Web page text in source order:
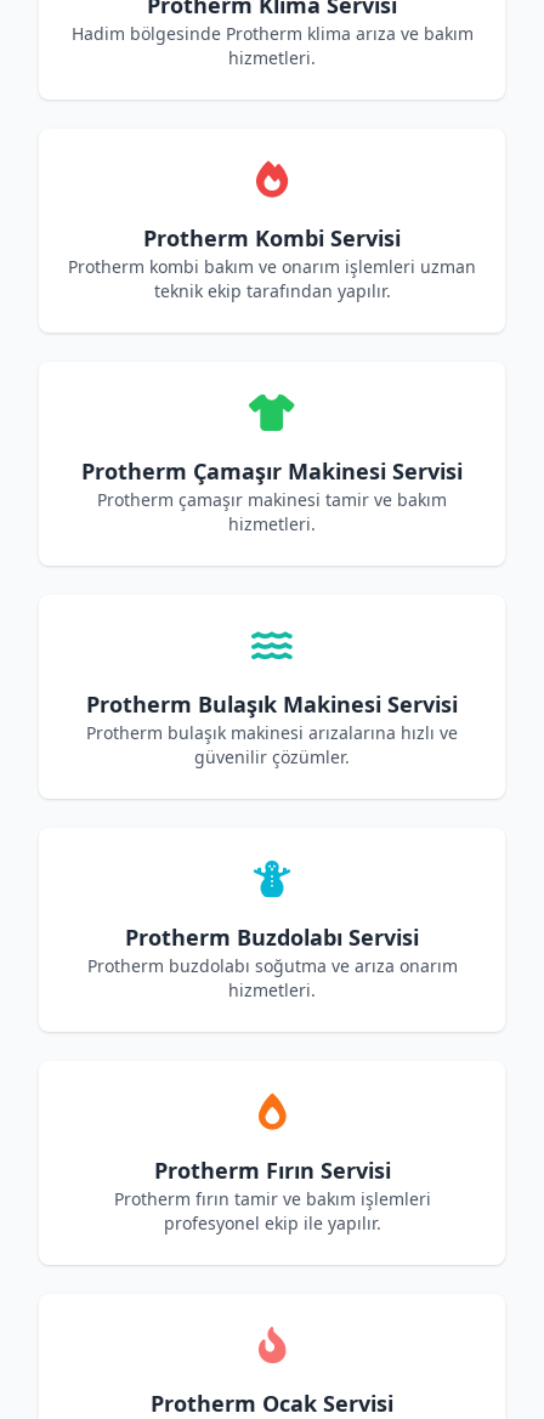
Hadim bölgesinde Protherm klima arıza ve bakım
hizmetleri.
Protherm Kombi Servisi
Protherm kombi bakım ve onarım işlemleri uzman
teknik ekip tarafından yapılır.
Protherm Çamaşır Makinesi Servisi
Protherm çamaşır makinesi tamir ve bakım
hizmetleri.
Protherm Bulaşık Makinesi Servisi
Protherm bulaşık makinesi arızalarına hızlı ve
güvenilir çözümler.
Protherm Buzdolabı Servisi
Protherm buzdolabı soğutma ve arıza onarım
hizmetleri.
Protherm Fırın Servisi
Protherm fırın tamir ve bakım işlemleri
profesyonel ekip ile yapılır.
Protherm Ocak Servisi